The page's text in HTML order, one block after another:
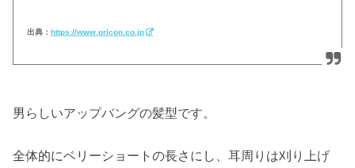
出典：https://www.oricon.co.jp
男らしいアップバングの髪型です。
全体的にベリーショートの長さにし、耳周りは刈り上げ